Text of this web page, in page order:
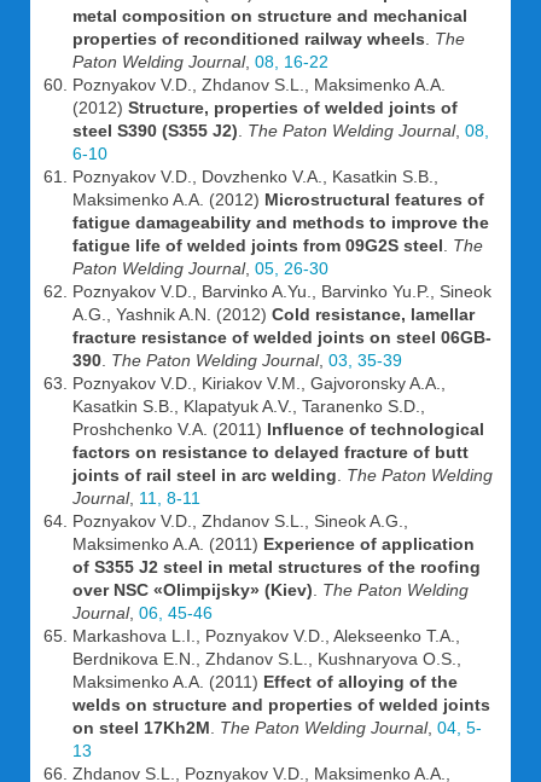
metal composition on structure and mechanical
properties of reconditioned railway wheels
The
Paton Welding Journal, 08, 16-22
Poznyakov V.D., Zhdanov S.L., Maksimenko A.A.
(2012) Structure, properties of welded joints of
steel S390 (S355 J2)
The Paton Welding Journal, 08,
6-10
Poznyakov V.D., Dovzhenko V.A., Kasatkin S.B.,
Maksimenko A.A. (2012) Microstructural features of
fatigue damageability and methods to improve the
fatigue life of welded joints from 09G2S steel
The
Paton Welding Journal, 05, 26-30
Poznyakov V.D., Barvinko A.Yu., Barvinko Yu.P., Sineok
A.G., Yashnik A.N. (2012) Cold resistance, lamellar
fracture resistance of welded joints on steel 06GB-
390 The Paton Welding Journal, 03, 35-39
Poznyakov V.D., Kiriakov V.M., Gajvoronsky A.A.,
Kasatkin S.B., Klapatyuk A.V., Taranenko S.D.,
Proshchenko V.A. (2011) Influence of technological
factors on resistance to delayed fracture of butt
joints of rail steel in arc welding
The Paton Welding
Journal, 11, 8-11
Poznyakov V.D., Zhdanov S.L., Sineok A.G.,
Maksimenko A.A. (2011) Experience of application
of S355 J2 steel in metal structures of the roofing
over NSC «Olimpijsky» (Kiev)
The Paton Welding
Journal, 06, 45-46
Markashova L.I., Poznyakov V.D., Alekseenko T.A.,
Berdnikova E.N., Zhdanov S.L., Kushnaryova O.S.,
Maksimenko A.A. (2011) Effect of alloying of the
welds on structure and properties of welded joints
on steel 17Kh2M
The Paton Welding Journal, 04, 5-
13
Zhdanov S.L., Poznyakov V.D., Maksimenko A.A.,